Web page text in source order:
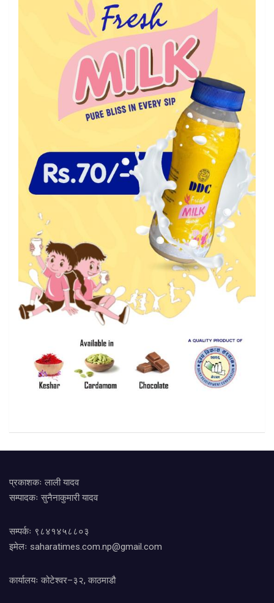
प्रकाशकः लाली यादव
सम्पादकः सुनैनाकुमारी यादव
सम्पर्कः ९८४१४५८८०३
इमेलः saharatimes.com.np@gmail.com
कार्यालयः कोटेश्वर–३२, काठमाडौ